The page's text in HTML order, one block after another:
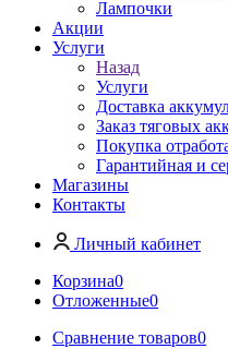
Лампочки
Акции
Услуги
Назад
Услуги
Доставка
Заказ тяговых
Покупка
Гарантийная и
Магазины
Контакты
Личный кабинет
Корзина0
Отложенные0
Сравнение товаров0